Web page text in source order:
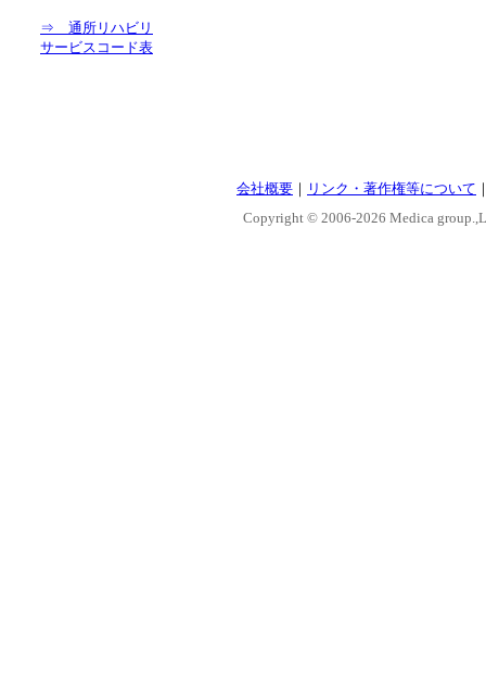
⇒ 通所リハビリ
サービスコード表
会社概要 ｜ リンク・著作権等について
Copyright © 2006-2026 Medica